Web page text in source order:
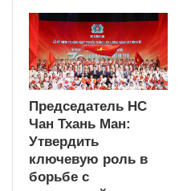
Председатель НС
Чан Тхань Ман:
Утвердить
ключевую роль в
борьбе с